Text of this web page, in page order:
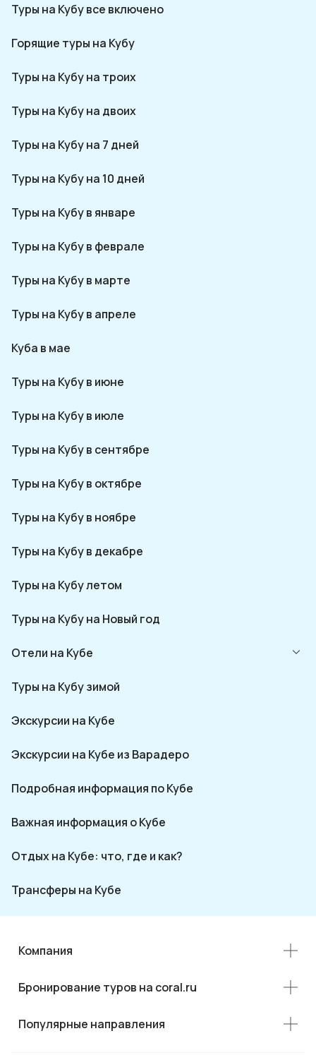
Туры на Кубу все включено
Горящие туры на Кубу
Туры на Кубу на троих
Туры на Кубу на двоих
Туры на Кубу на 7 дней
Туры на Кубу на 10 дней
Туры на Кубу в январе
Туры на Кубу в феврале
Туры на Кубу в марте
Туры на Кубу в апреле
Куба в мае
Туры на Кубу в июне
Туры на Кубу в июле
Туры на Кубу в сентябре
Туры на Кубу в октябре
Туры на Кубу в ноябре
Туры на Кубу в декабре
Туры на Кубу летом
Туры на Кубу на Новый год
Отели на Кубе
Туры на Кубу зимой
Экскурсии на Кубе
Экскурсии на Кубе из Варадеро
Подробная информация по Кубе
Важная информация о Кубе
Отдых на Кубе: что, где и как?
Трансферы на Кубе
Компания
Бронирование туров на coral.ru
Популярные направления